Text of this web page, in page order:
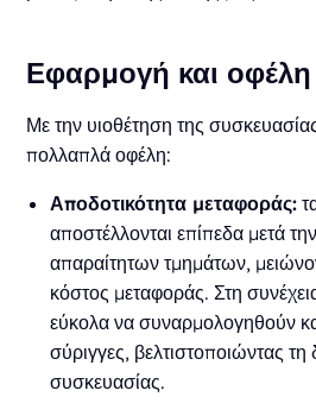
Εφαρμογή και οφέλη
Με την υιοθέτηση της
πολλαπλά οφέλη:
Αποδοτικότητα μεταφοράς:
αποστέλλονται επίπεδα μετά
απαραίτητων τμημάτων,
κόστος μεταφοράς. Στη
εύκολα να συναρμολογηθούν
σύριγγες, βελτιστοποιώντας τη
συσκευασίας.